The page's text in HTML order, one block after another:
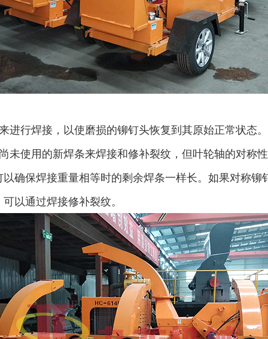
行焊接，以使磨损的铆钉头恢复到其原始正常状态。
未使用的新焊条来焊接和修补裂纹，但叶轮轴的对称
以确保焊接重量相等时的剩余焊条一样长。如果对称
以通过焊接修补裂纹。